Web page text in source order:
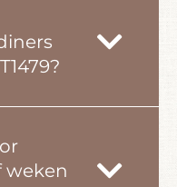
weken